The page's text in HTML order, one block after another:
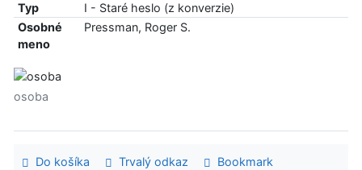
Typ
I - Staré heslo (z konverzie)
Osobné
meno
Pressman, Roger S.
osoba
Do košíka Trvalý odkaz
Bookmark